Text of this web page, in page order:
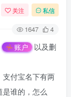
关注 私信
1647 4
账户
以及删
支付宝名下有两
谁的，怎么